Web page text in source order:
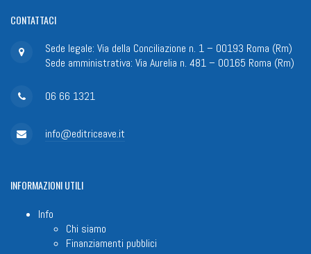
CONTATTACI
Sede legale: Via della Conciliazione n. 1 – 00193 Roma (Rm)
Sede amministrativa: Via Aurelia n. 481 – 00165 Roma (Rm)
06 66 1321
info@editriceave.it
INFORMAZIONIUTILI
Info
Chi siamo
Finanziamenti pubblici